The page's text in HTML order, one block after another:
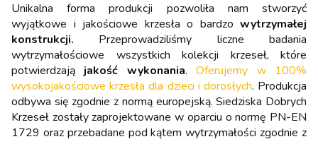
Unikalna forma produkcji pozwoliła nam stworzyć
wyjątkowe i jakościowe krzesła o bardzo wytrzymałej
konstrukcji. Przeprowadziliśmy liczne badania
wytrzymałościowe wszystkich kolekcji krzeseł, które
potwierdzająjakość wykonania.Oferujemy w 100%
wysokojakościowe krzesła dla dzieci i dorosłych. Produkcja
odbywa się zgodnie z normą europejską. Siedziska Dobrych
Krzeseł zostały zaprojektowane w oparciu o normę PN-EN
1729 oraz przebadane pod kątem wytrzymałości zgodnie z